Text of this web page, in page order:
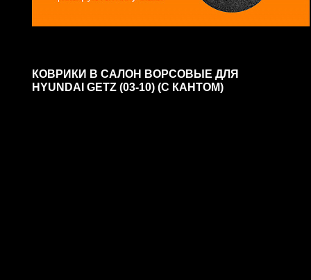
КОВРИКИ В САЛОН ВОРСОВЫЕ ДЛЯ
HYUNDAI GETZ (03-10) (С КАНТОМ)